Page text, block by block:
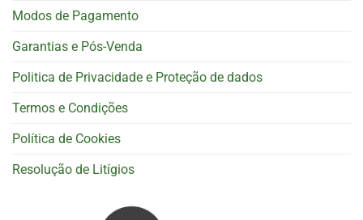
Modos de Pagamento
Garantias e Pós-Venda
Politica de Privacidade e Proteção de dados
Termos e Condições
Política de Cookies
Resolução de Litígios